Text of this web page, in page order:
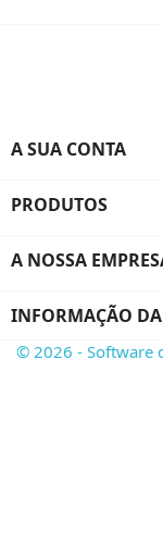
A SUA CONTA
PRODUTOS
A NOSSA
INFORMAÇÃO
© 2026 - Software